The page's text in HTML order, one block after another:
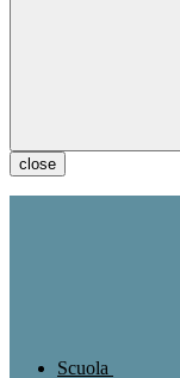
close
Scuola